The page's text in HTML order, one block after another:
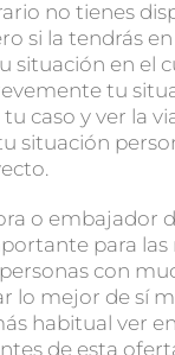
no tienes
si la tendrás
situación en el
tu
caso y ver la
situación
o embajador
para las
con
lo mejor de sí
habitual ver
de esta